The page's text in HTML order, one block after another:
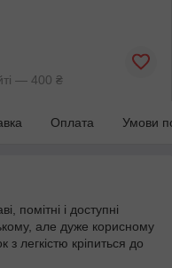
— 400 ₴
Оплата Умови
помітні і доступні
але дуже корисному
легкістю кріпиться до